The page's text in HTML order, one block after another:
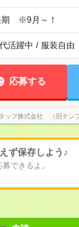
期 ※9月～！
活躍中 / 服装自由
応募する
ッフ株式会社 （旧テン
ず保存しよう♪
できるよ。